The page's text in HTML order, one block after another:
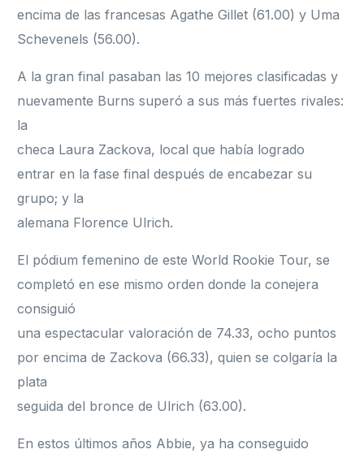
encima de las francesas Agathe Gillet (61.00) y Uma
Schevenels (56.00).
A la gran final pasaban las 10 mejores clasificadas y
nuevamente Burns superó a sus más fuertes rivales:
la
checa Laura Zackova, local que había logrado
entrar en la fase final después de encabezar su
grupo; y la
alemana Florence Ulrich.
El pódium femenino de este World Rookie Tour, se
completó en ese mismo orden donde la conejera
consiguió
una espectacular valoración de 74.33, ocho puntos
por encima de Zackova (66.33), quien se colgaría la
plata
seguida del bronce de Ulrich (63.00).
En estos últimos años Abbie, ya ha conseguido